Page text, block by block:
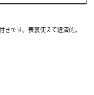
です。表裏使えて経済的。